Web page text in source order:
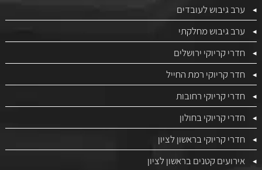
ערב גיבוש לעובדים
ערב גיבוש מחלקתי
חדרי קריוקי ירושלים
חדר קריוקי רמת החייל
חדרי קריוקי רחובות
חדרי קריוקי בחולון
חדרי קריוקי בראשון לציון
אירועים קטנים בראשון לציון